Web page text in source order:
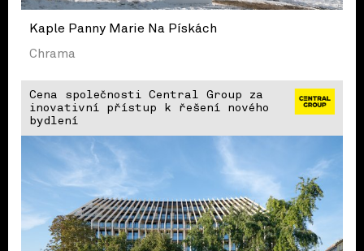
Kaple Panny Marie Na Pískách
Chrama
Cena společnosti Central Group za
inovativní přístup k řešení nového
bydlení